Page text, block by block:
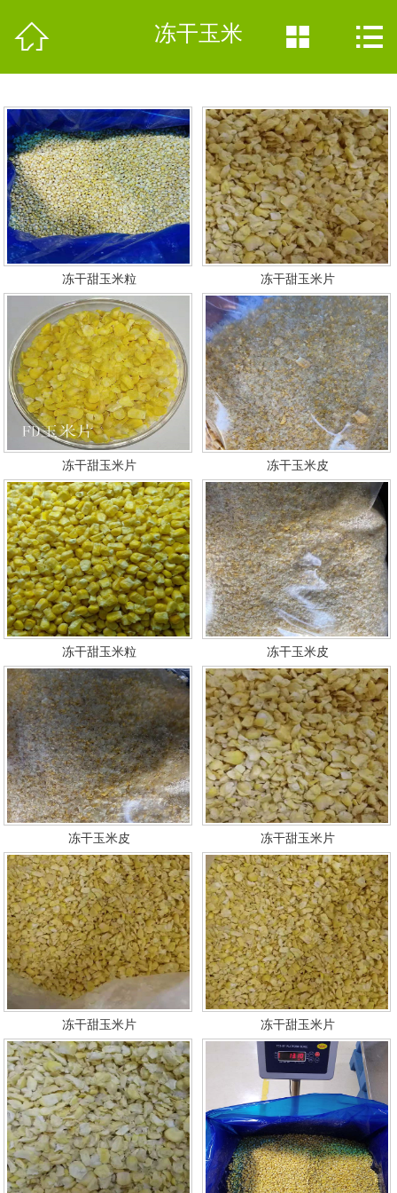
产品分类
新闻中心
加工现场
联系我们
 冻干玉米  
冻干甜玉米粒 冻干甜玉米片
冻干甜玉米片 冻干玉米皮
冻干甜玉米粒 冻干玉米皮
冻干玉米皮 冻干甜玉米片
冻干甜玉米片 冻干甜玉米片